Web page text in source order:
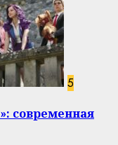
5
современная